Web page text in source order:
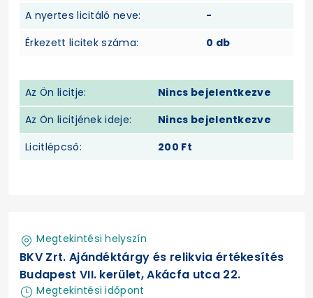
A nyertes licitáló neve:
-
Érkezett licitek száma:
0 db
Az Ön licitje:
Nincs bejelentkezve
Az Ön licitjének ideje:
Nincs bejelentkezve
Licitlépcső:
200 Ft
Megtekintési helyszín
BKV Zrt. Ajándéktárgy és relikvia értékesítés
Budapest VII. kerület, Akácfa utca 22.
Megtekintési időpont